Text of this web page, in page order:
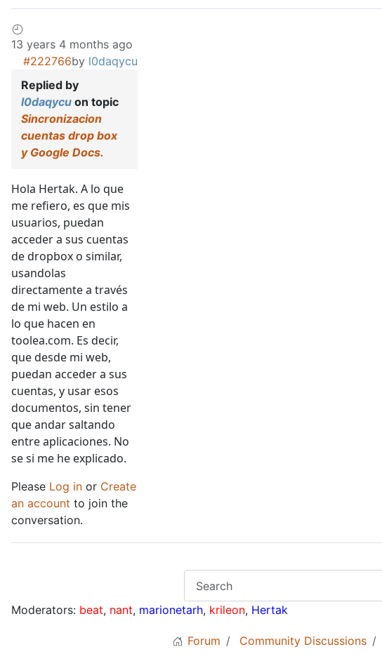
13 years 4 months ago
#222766by l0daqycu
Replied by
l0daqycu on topic
Sincronizacion
cuentas drop box
y Google Docs.
Hola Hertak. A lo que
me refiero, es que mis
usuarios, puedan
acceder a sus cuentas
de dropbox o similar,
usandolas
directamente a través
de mi web. Un estilo a
lo que hacen en
toolea.com. Es decir,
que desde mi web,
puedan acceder a sus
cuentas, y usar esos
documentos, sin tener
que andar saltando
entre aplicaciones. No
se si me he explicado.
Please Log in or Create
an account to join the
conversation.
Moderators: beat, nant, marionetarh, krileon, Hertak
Forum Community Discussions